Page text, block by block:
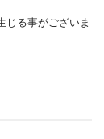
じる事がございま